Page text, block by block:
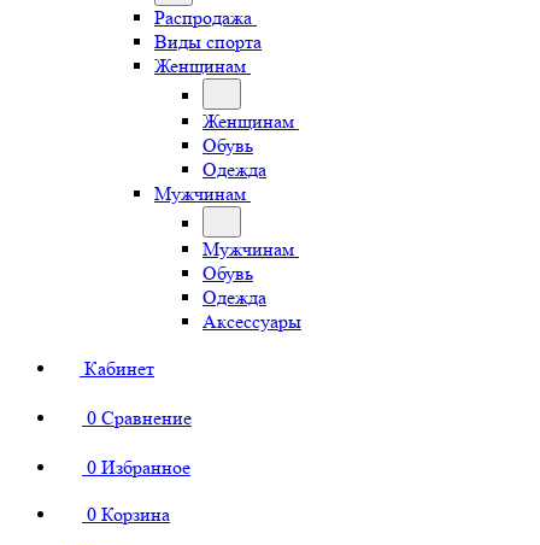
Распродажа
Виды спорта
Женщинам
Женщинам
Обувь
Одежда
Мужчинам
Мужчинам
Обувь
Одежда
Аксессуары
Кабинет
0 Сравнение
0 Избранное
0 Корзина